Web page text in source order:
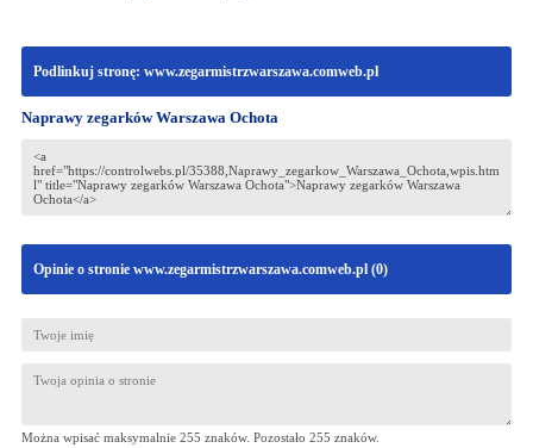
Podlinkuj stronę: www.zegarmistrzwarszawa.comweb.pl
Naprawy zegarków Warszawa Ochota
Opinie o stronie www.zegarmistrzwarszawa.comweb.pl (0)
Można wpisać maksymalnie 255 znaków. Pozostało 255 znaków.